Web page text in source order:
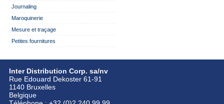
Journaling
Maroquinerie
Mesure et traçage
Petites fournitures
Inter Distribution Corp. sa/nv
Rue Edouard Dekoster 61-91
1140 Bruxelles
Belgique